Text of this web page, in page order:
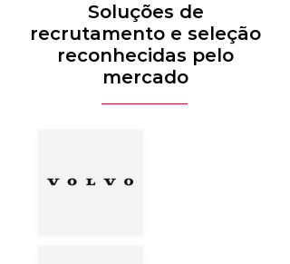
Soluções de
recrutamento e seleção
reconhecidas pelo
mercado